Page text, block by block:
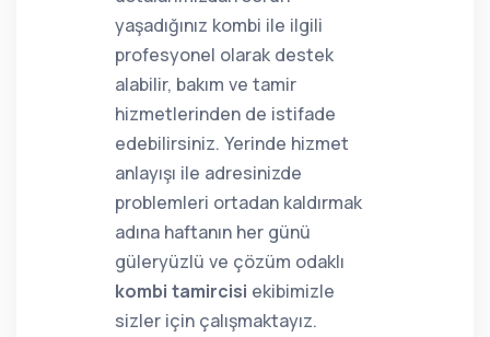
yaşadığınız kombi ile ilgili
profesyonel olarak destek
alabilir, bakım ve tamir
hizmetlerinden de istifade
edebilirsiniz. Yerinde hizmet
anlayışı ile adresinizde
problemleri ortadan kaldırmak
adına haftanın her günü
güleryüzlü ve çözüm odaklı
kombi tamircisi ekibimizle
sizler için çalışmaktayız.